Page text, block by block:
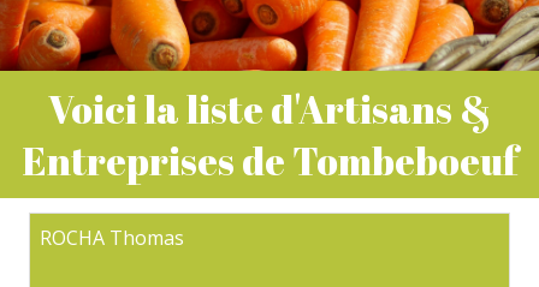
Voici la liste d'Artisans &
Entreprises de Tombeboeuf
ROCHA Thomas